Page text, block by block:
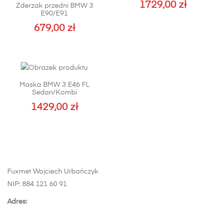
wybrać
na
Zderzak przedni BMW 3
E90/E91
679,00 zł
ma
wariantów.
można
1729,00 zł
Maska BMW 3 E46 FL
Sedan/Kombi
1429,00 zł
Fuxmet Wojciech Urbańczyk
NIP: 884 121 60 91
Adres: